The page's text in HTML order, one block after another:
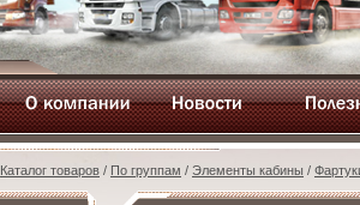
Каталог товаров / По группам / Элементы кабины /